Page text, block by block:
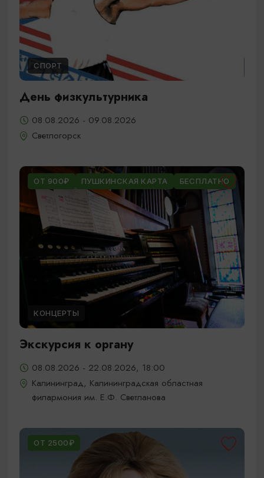
СПОРТ
День физкультурника
08.08.2026 - 09.08.2026
Светлогорск
ОТ 900₽ ПУШКИНСКАЯ КАРТА БЕСПЛАТНО
КОНЦЕРТЫ
Экскурсия к органу
08.08.2026 - 22.08.2026, 18:00
Калининград, Калининградская областная
филармония им. Е.Ф. Светланова
ОТ 2500₽